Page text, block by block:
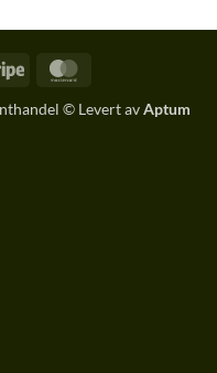
Stripe
© Levert avAptum